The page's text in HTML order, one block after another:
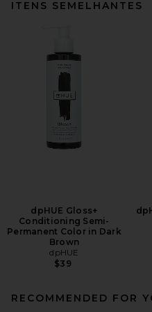
ITENS SEMELHANTES
dpHUE Gloss+
Conditioning Semi-
Permanent Color in Dark
Brown
dpHUE
$39
RECOMMENDED FOR